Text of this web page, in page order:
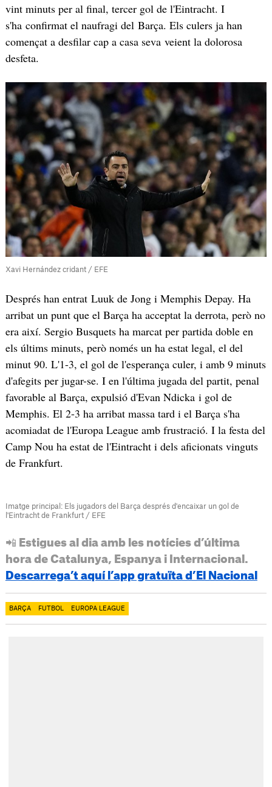
vint minuts per al final, tercer gol de l'Eintracht. I
s'ha confirmat el naufragi del Barça. Els culers ja han
començat a desfilar cap a casa seva veient la dolorosa
desfeta.
Xavi Hernández cridant / EFE
Després han entrat Luuk de Jong i Memphis Depay. Ha
arribat un punt que el Barça ha acceptat la derrota, però no
era així. Sergio Busquets ha marcat per partida doble en
els últims minuts, però només un ha estat legal, el del
minut 90. L'1-3, el gol de l'esperança culer, i amb 9 minuts
d'afegits per jugar-se. I en l'última jugada del partit, penal
favorable al Barça, expulsió d'Evan Ndicka i gol de
Memphis. El 2-3 ha arribat massa tard i el Barça s'ha
acomiadat de l'Europa League amb frustració. I la festa del
Camp Nou ha estat de l'Eintracht i dels aficionats vinguts
de Frankfurt.
Imatge principal: Els jugadors del Barça després d'encaixar un gol de
l'Eintracht de Frankfurt / EFE
📲 Estigues al dia amb les notícies d’última
hora de Catalunya, Espanya i Internacional.
Descarrega’t aquí l’app gratuïta d’El Nacional
BARÇA FUTBOL EUROPA LEAGUE